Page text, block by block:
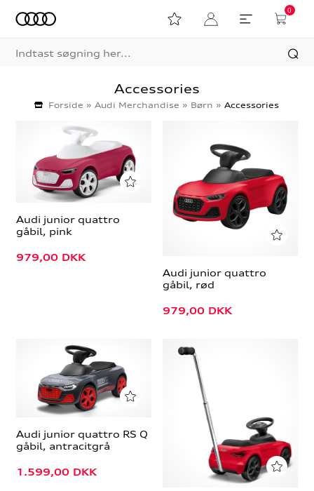
0
Accessories
Forside »Audi Merchandise » Børn »Accessories
Audi junior quattro
gåbil, pink
979,00 DKK
Audi junior quattro
gåbil, rød
979,00 DKK
Audi junior quattro RS Q
gåbil, antracitgrå
1.599,00 DKK